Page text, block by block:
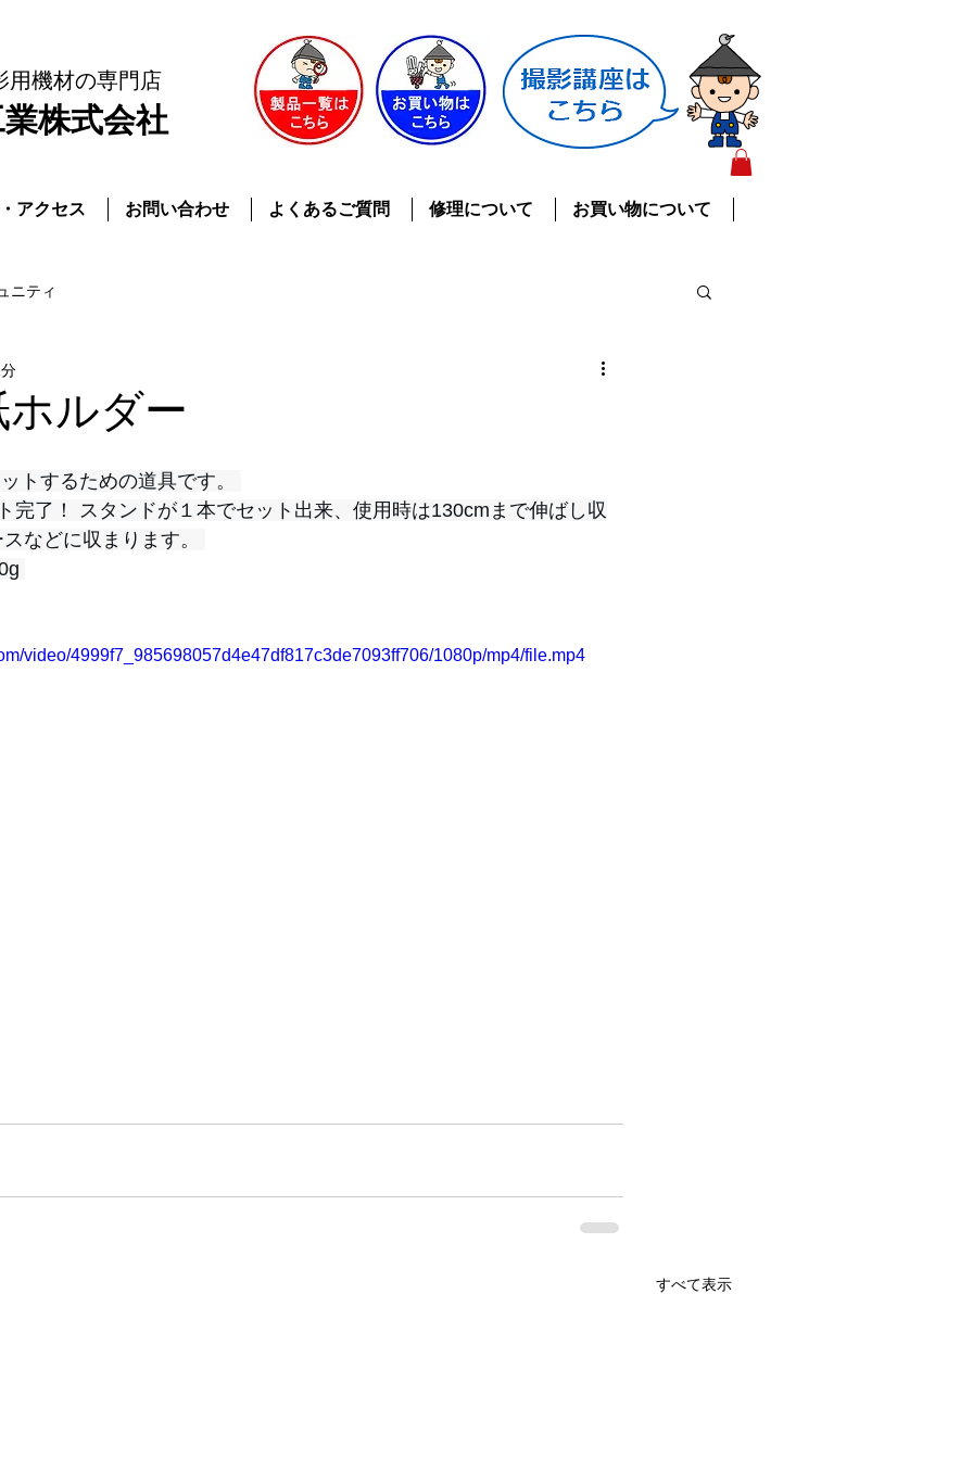
株式会社
機材の専門店
アクセス お問い合わせ よくあるご質問 修理について お買い物について
ニティ
ルダー
トするための道具です。
完了！ スタンドが１本でセット出来、使用時は130cmまで伸ばし収
などに収まります。
video/4999f7_985698057d4e47df817c3de7093ff706/1080p/mp4/file.mp4
すべて表示